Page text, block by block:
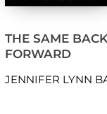
THE SAME
FORWARD
JENNIFER LYNN